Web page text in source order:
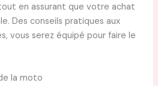
en assurant que votre achat
Des conseils pratiques aux
vous serez équipé pour faire le
la moto